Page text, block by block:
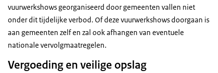
vuurwerkshows georganiseerd door gemeenten vallen niet
onder dit tijdelijke verbod. Of deze vuurwerkshows doorgaan is
aan gemeenten zelf en zal ook afhangen van eventuele
nationale vervolgmaatregelen.
Vergoeding en veilige opslag